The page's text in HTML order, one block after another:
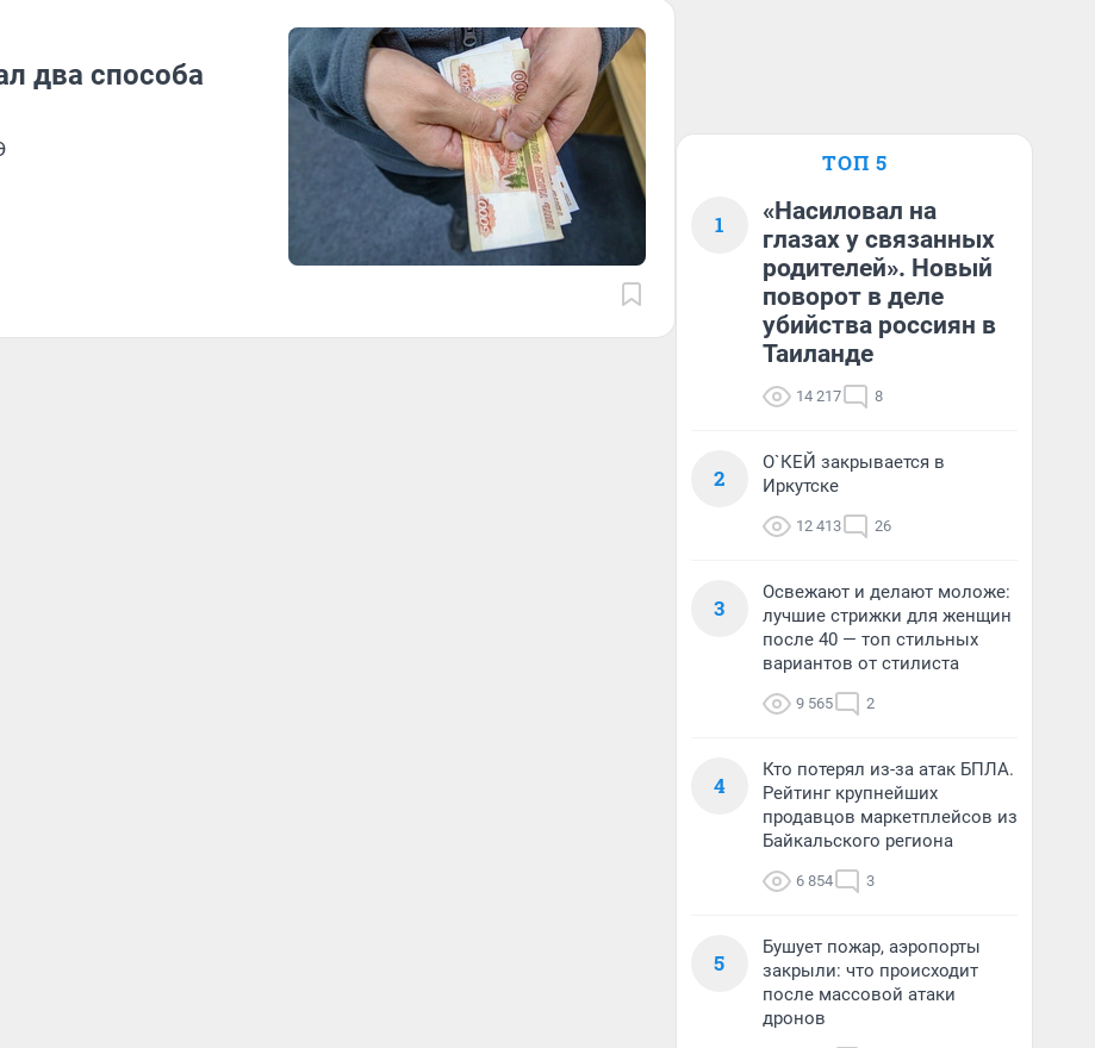
два способа
ТОП 5
1
«Насиловал на
глазах у связанных
родителей». Новый
поворот в деле
убийства россиян в
Таиланде
14 217 8
2
О`КЕЙ закрывается в
Иркутске
12 413 26
3
Освежают и делают моложе:
лучшие стрижки для женщин
после 40 — топ стильных
вариантов от стилиста
9 565 2
4
Кто потерял из-за атак БПЛА.
Рейтинг крупнейших
продавцов маркетплейсов из
Байкальского региона
6 854 3
5
Бушует пожар, аэропорты
закрыли: что происходит
после массовой атаки
дронов